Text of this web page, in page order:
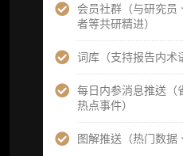
会员社群（与研究员
者等共研精进）
词库（支持报告内术
每日内参消息推送（
热点事件）
图解推送（热门数据
市场脉搏分析、融资
更新，市场热点与热
项目融资数据库
事件追踪数据库
会员周报（一周精华